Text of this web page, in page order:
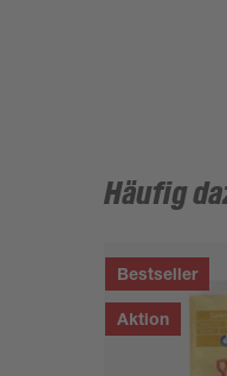
Häufig
Bestseller
Aktion